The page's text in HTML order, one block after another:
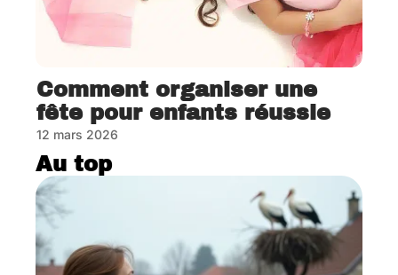
Comment organiser une
fête pour enfants réussie
12 mars 2026
Au top